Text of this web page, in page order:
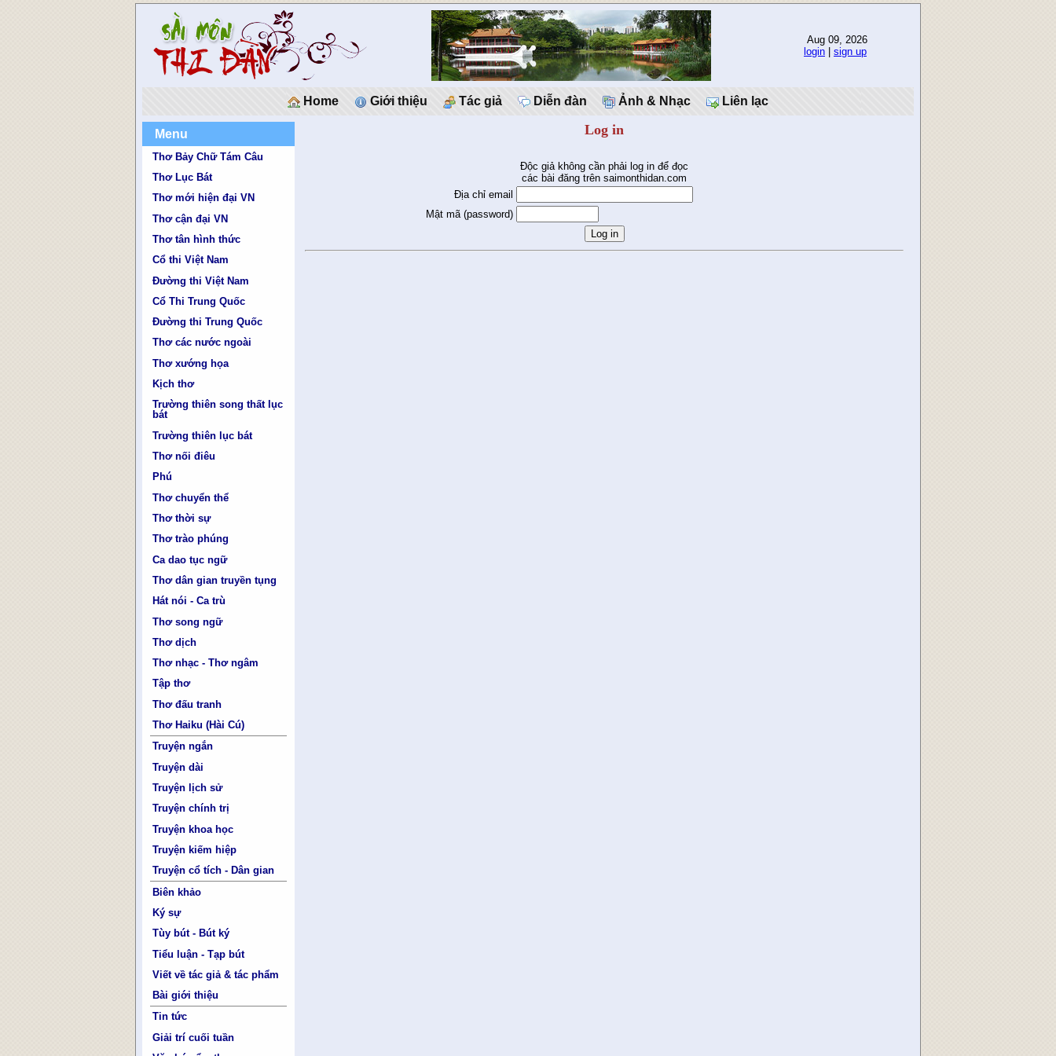
Aug 09, 2026
login
sign up
Home Giới thiệu Tác giả Diễn đàn Ảnh & Nhạc Liên lạc
Menu
Thơ Bảy Chữ Tám Câu
Thơ Lục Bát
Thơ mới hiện đại VN
Thơ cận đại VN
Thơ tân hình thức
Cổ thi Việt Nam
Đường thi Việt Nam
Cổ Thi Trung Quốc
Đường thi Trung Quốc
Thơ các nước ngoài
Thơ xướng họa
Kịch thơ
Trường thiên song thất lục
bát
Trường thiên lục bát
Thơ nối điêu
Phú
Thơ chuyển thể
Thơ thời sự
Thơ trào phúng
Ca dao tục ngữ
Thơ dân gian truyền tụng
Hát nói - Ca trù
Thơ song ngữ
Thơ dịch
Thơ nhạc - Thơ ngâm
Tập thơ
Thơ đấu tranh
Thơ Haiku (Hài Cú)
Truyện ngắn
Truyện dài
Truyện lịch sử
Truyện chính trị
Truyện khoa học
Truyện kiếm hiệp
Truyện cổ tích - Dân gian
Biên khảo
Ký sự
Tùy bút - Bút ký
Tiểu luận - Tạp bút
Viết về tác giả & tác phẩm
Bài giới thiệu
Tin tức
Giải trí cuối tuần
Log in
Độc giả không cần phải log in để đọc
các bài đăng trên saimonthidan.com
Địa chỉ email
Mật mã (password)